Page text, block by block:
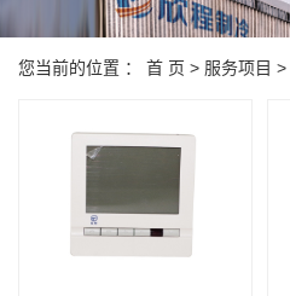
您当前的位置 ： 首 页 > 服务项目 >